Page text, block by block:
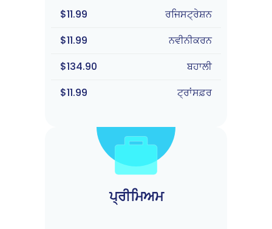
$11.99
ਰਜਿਸਟ੍ਰੇਸ਼ਨ
$11.99
ਨਵੀਨੀਕਰਨ
$134.90
ਬਹਾਲੀ
$11.99
ਟ੍ਰਾਂਸਫ਼ਰ
ਪ੍ਰੀਮਿਅਮ